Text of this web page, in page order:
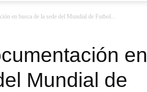
en busca de la sede del Mundial de Futbol...
en
Mundial de